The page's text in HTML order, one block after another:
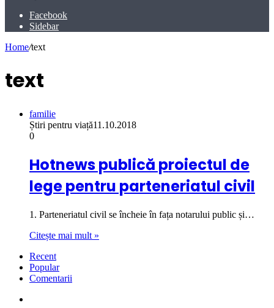
Facebook
Sidebar
Home/text
text
familie
Știri pentru viață11.10.2018
0
Hotnews publică proiectul de
lege pentru parteneriatul civil
1. Parteneriatul civil se încheie în fața notarului public și…
Citește mai mult »
Recent
Popular
Comentarii